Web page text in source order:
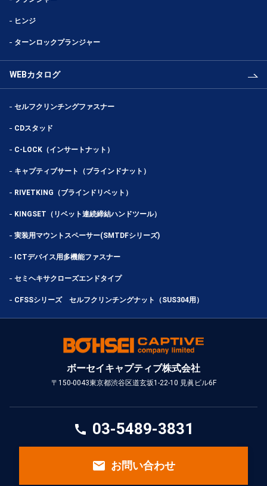
ヒンジ
ターンロックプランジャー
WEBカタログ
セルフクリンチングファスナー
CDスタッド
C-LOCK（インサートナット）
キャプティブサート（ブラインドナット）
RIVETKING（ブラインドリベット）
KINGSET（リベット連続締結ハンドツール）
実装用マウントスペーサー(SMTDFシリーズ)
ICTデバイス用多機能ファスナー
セミヘキサクローズエンドタイプ
CFSSシリーズ セルフクリンチングナット（SUS304用）
ボーセイキャプティブ株式会社
〒150-0043東京都渋谷区道玄坂1-22-10 見眞ビル6F
call 03-5489-3831
email お問い合わせ